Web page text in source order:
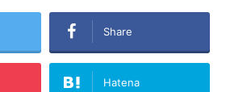
Share
Hatena